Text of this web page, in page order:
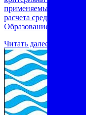
применяемым в МАОУ
расчета
Образование»
Читать далее →